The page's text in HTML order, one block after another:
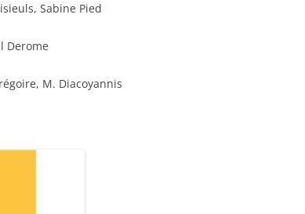
Sabine Pied
Derome
M. Diacoyannis